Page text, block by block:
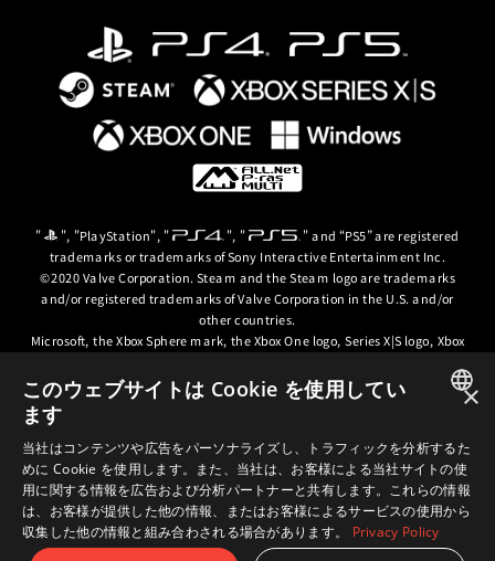
" ", "PlayStation", " ", " " and “PS5” are registered
trademarks or trademarks of Sony Interactive Entertainment Inc.
©2020 Valve Corporation. Steam and the Steam logo are trademarks
and/or registered trademarks of Valve Corporation in the U.S. and/or
other countries.
Microsoft, the Xbox Sphere mark, the Xbox One logo, Series X|S logo, Xbox
trademarks of the Microsoft group of companies.
© ARC SYSTEM WORKS / © 2024 CD PROJEKT S.A. All rights reserved. CD
PROJEKT, the CD PROJEKT logo, Cyberpunk, Cyberpunk 2077, the
Cyberpunk 2077 logo and Cyberpunk: Edgerunners are trademarks and/or
registered trademarks of CD PROJEKT S.A. in the US and/or other
countries.
ENGLISH
×
このウェブサイトは Cookie を使用してい
ます
当社はコンテンツや広告をパーソナライズし、トラフィックを分析するた
めに Cookie を使用します。また、当社は、お客様による当社サイトの使
用に関する情報を広告および分析パートナーと共有します。これらの情報
は、お客様が提供した他の情報、またはお客様によるサービスの使用から
収集した他の情報と組み合わされる場合があります。
Privacy Policy